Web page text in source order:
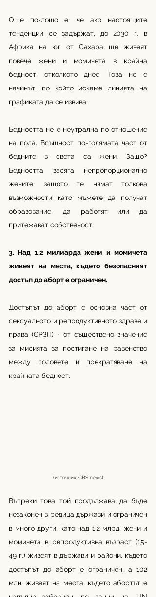
Още по-лошо е, че ако настоящите
тенденции се задържат, до 2030 г. в
Африка на юг от Сахара ще живеят
повече жени и момичета в крайна
бедност, отколкото днес. Това не е
начинът, по който искаме линията на
графиката да се извива.
Бедността не е неутрална по отношение
на пола. Всъщност по-голямата част от
бедните в света са жени. Защо?
Бедността засяга непропорционално
жените, защото те нямат толкова
възможности като мъжете да получат
образование, да работят или да
притежават собственост.
3. Над 1,2 милиарда жени и момичета
живеят на места, където безопасният
достъп до аборт е ограничен.
Достъпът до аборт е основна част от
сексуалното и репродуктивното здраве и
права (СРЗП) - от съществено значение
за мисията за постигане на равенство
между половете и прекратяване на
крайната бедност.
(източник: CBS news)
Въпреки това той продължава да бъде
незаконен в редица държави и ограничен
в много други, като над 1,2 млрд. жени и
момичета в репродуктивна възраст (15-
49 г.) живеят в държави и райони, където
достъпът до аборт е ограничен, а 102
млн. живеят на места, където абортът е